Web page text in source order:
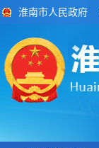
淮南市人民政府